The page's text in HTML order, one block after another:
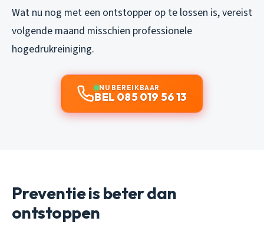
Wat nu nog met een ontstopper op te lossen is, vereist
volgende maand misschien professionele
hogedrukreiniging.
NU BEREIKBAAR
BEL 085 019 56 13
Preventie is beter dan
ontstoppen